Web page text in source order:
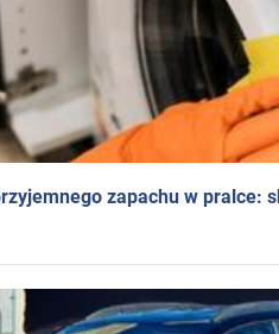
zapachu w pralce: